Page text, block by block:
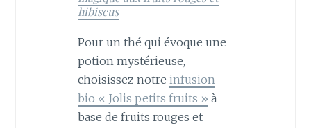
hibiscus
Pour un thé qui évoque une
potion mystérieuse,
choisissez notre infusion
bio « Jolis petits fruits » à
base de fruits rouges et